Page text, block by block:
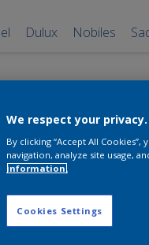
Dulux Nobiles
We respect your privacy.
By clicking “Accept All
navigation, analyze site usage,
information.
Cookies Settings